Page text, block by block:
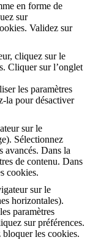
en forme de
sur
Validez sur
cliquez sur le
Cliquer sur l’onglet
les paramètres
la pour désactiver
sur le
Sélectionnez
avancés. Dans la
de contenu. Dans
cookies.
sur le
horizontales).
paramètres
sur préférences.
les cookies.